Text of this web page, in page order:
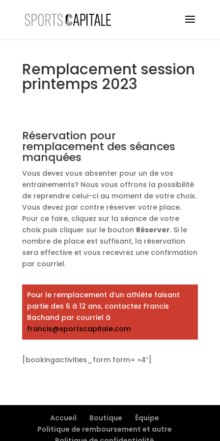
Remplacement session
printemps 2023
Réservation pour
remplacement des séances
manquées
Vous devez vous absenter pour un de vos
entrainements? Nous vous offrons la possibilité
de reprendre celui-ci au moment de votre choix.
Vous devez par contre réserver votre place.
Pour ce faire, cliquez sur la séance de votre
choix puis cliquer sur le bouton Réserver. Si le
nombre de place est suffisant, la réservation
sera effective et vous recevrez une confirmation
par courriel.
Pour le remplacement d’un athlète faisant
partie des 6 à 12 ans, contactez Francis
Bachand par courriel à
francis@sportscapitale.com
[bookingactivities_form form= »4″]
Accueil Boutique
Équipe
Politique de remboursement et autre